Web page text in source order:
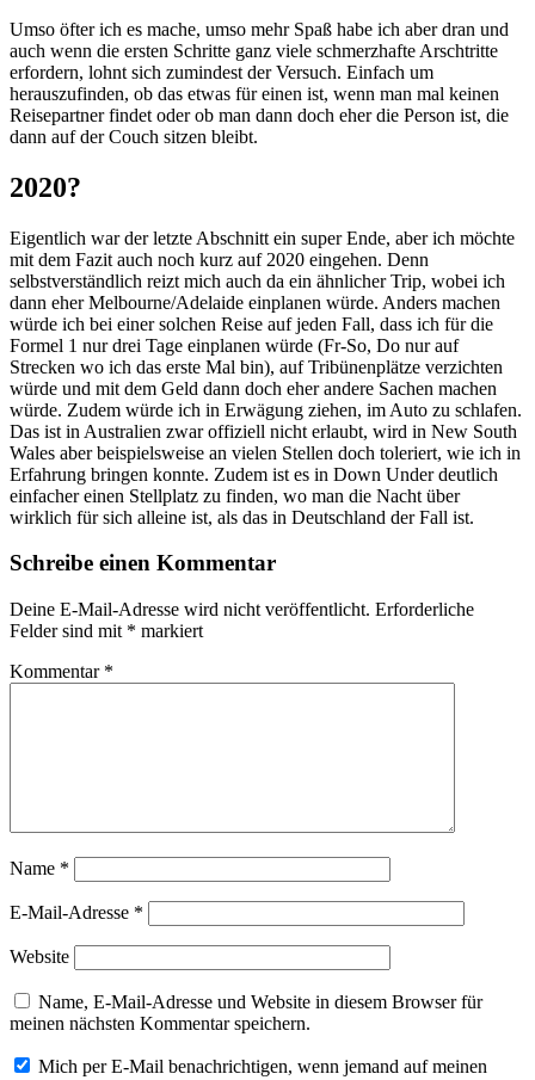
Umso öfter ich es mache, umso mehr Spaß habe ich aber dran und
auch wenn die ersten Schritte ganz viele schmerzhafte Arschtritte
erfordern, lohnt sich zumindest der Versuch. Einfach um
herauszufinden, ob das etwas für einen ist, wenn man mal keinen
Reisepartner findet oder ob man dann doch eher die Person ist, die
dann auf der Couch sitzen bleibt.
2020?
Eigentlich war der letzte Abschnitt ein super Ende, aber ich möchte
mit dem Fazit auch noch kurz auf 2020 eingehen. Denn
selbstverständlich reizt mich auch da ein ähnlicher Trip, wobei ich
dann eher Melbourne/Adelaide einplanen würde. Anders machen
würde ich bei einer solchen Reise auf jeden Fall, dass ich für die
Formel 1 nur drei Tage einplanen würde (Fr-So, Do nur auf
Strecken wo ich das erste Mal bin), auf Tribünenplätze verzichten
würde und mit dem Geld dann doch eher andere Sachen machen
würde. Zudem würde ich in Erwägung ziehen, im Auto zu schlafen.
Das ist in Australien zwar offiziell nicht erlaubt, wird in New South
Wales aber beispielsweise an vielen Stellen doch toleriert, wie ich in
Erfahrung bringen konnte. Zudem ist es in Down Under deutlich
einfacher einen Stellplatz zu finden, wo man die Nacht über
wirklich für sich alleine ist, als das in Deutschland der Fall ist.
Schreibe einen Kommentar
Deine E-Mail-Adresse wird nicht veröffentlicht. Erforderliche
Felder sind mit * markiert
Kommentar *
Name *
E-Mail-Adresse *
Website
Name, E-Mail-Adresse und Website in diesem Browser für
meinen nächsten Kommentar speichern.
Mich per E-Mail benachrichtigen, wenn jemand auf meinen